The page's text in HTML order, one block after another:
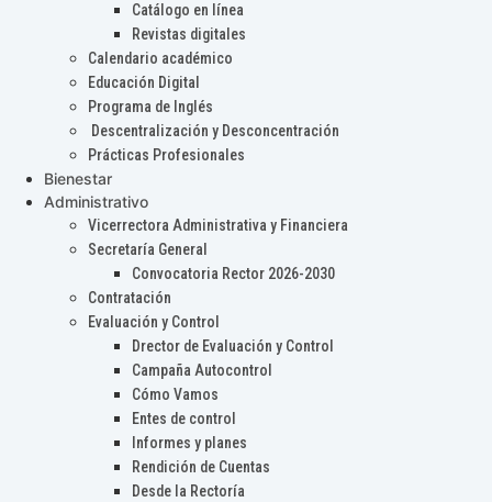
Catálogo en línea
Revistas digitales
Calendario académico
Educación Digital
Programa de Inglés
Descentralización y Desconcentración
Prácticas Profesionales
Bienestar
Administrativo
Vicerrectora Administrativa y Financiera
Secretaría General
Convocatoria Rector 2026-2030
Contratación
Evaluación y Control
Drector de Evaluación y Control
Campaña Autocontrol
Cómo Vamos
Entes de control
Informes y planes
Rendición de Cuentas
Desde la Rectoría